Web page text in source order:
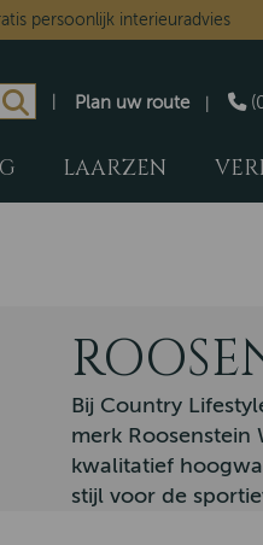
persoonlijk interieuradvies
Plan uw route
LAARZEN
Bij Country
merk Roosenstein
kwalitatief
stijl voor de